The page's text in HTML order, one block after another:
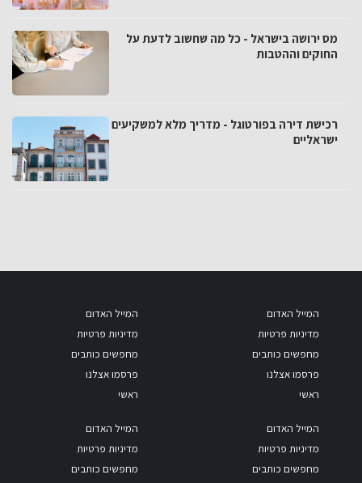
מס ירושה בישראל - כל מה שחשוב לדעת על
החוקים וההטבות
רכישת דירה בפורטוגל - מדריך מלא למשקיעים
ישראליים
המייל האדום
מדיניות פרטיות
מחפשים כותבים
פרסמו אצלנו
ראשי
המייל האדום
מדיניות פרטיות
מחפשים כותבים
פרסמו אצלנו
ראשי
המייל האדום
מדיניות פרטיות
מחפשים כותבים
המייל האדום
מדיניות פרטיות
מחפשים כותבים